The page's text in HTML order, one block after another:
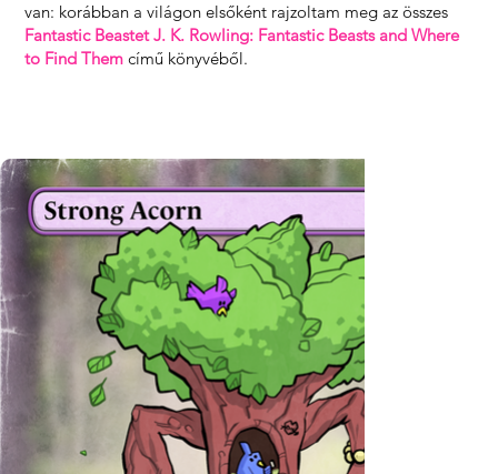
van: korábban a világon elsőként rajzoltam meg az összes
Fantastic Beastet J. K. Rowling: Fantastic Beasts and Where
to Find Them című könyvéből.